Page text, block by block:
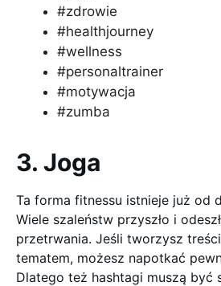
#zdrowie
#healthjourney
#wellness
#personaltrainer
#motywacja
#zumba
3. Joga
Ta forma fitnessu istnieje już od
Wiele szaleństw przyszło i
przetrwania. Jeśli tworzysz
tematem, możesz napotkać
Dlatego też hashtagi muszą być